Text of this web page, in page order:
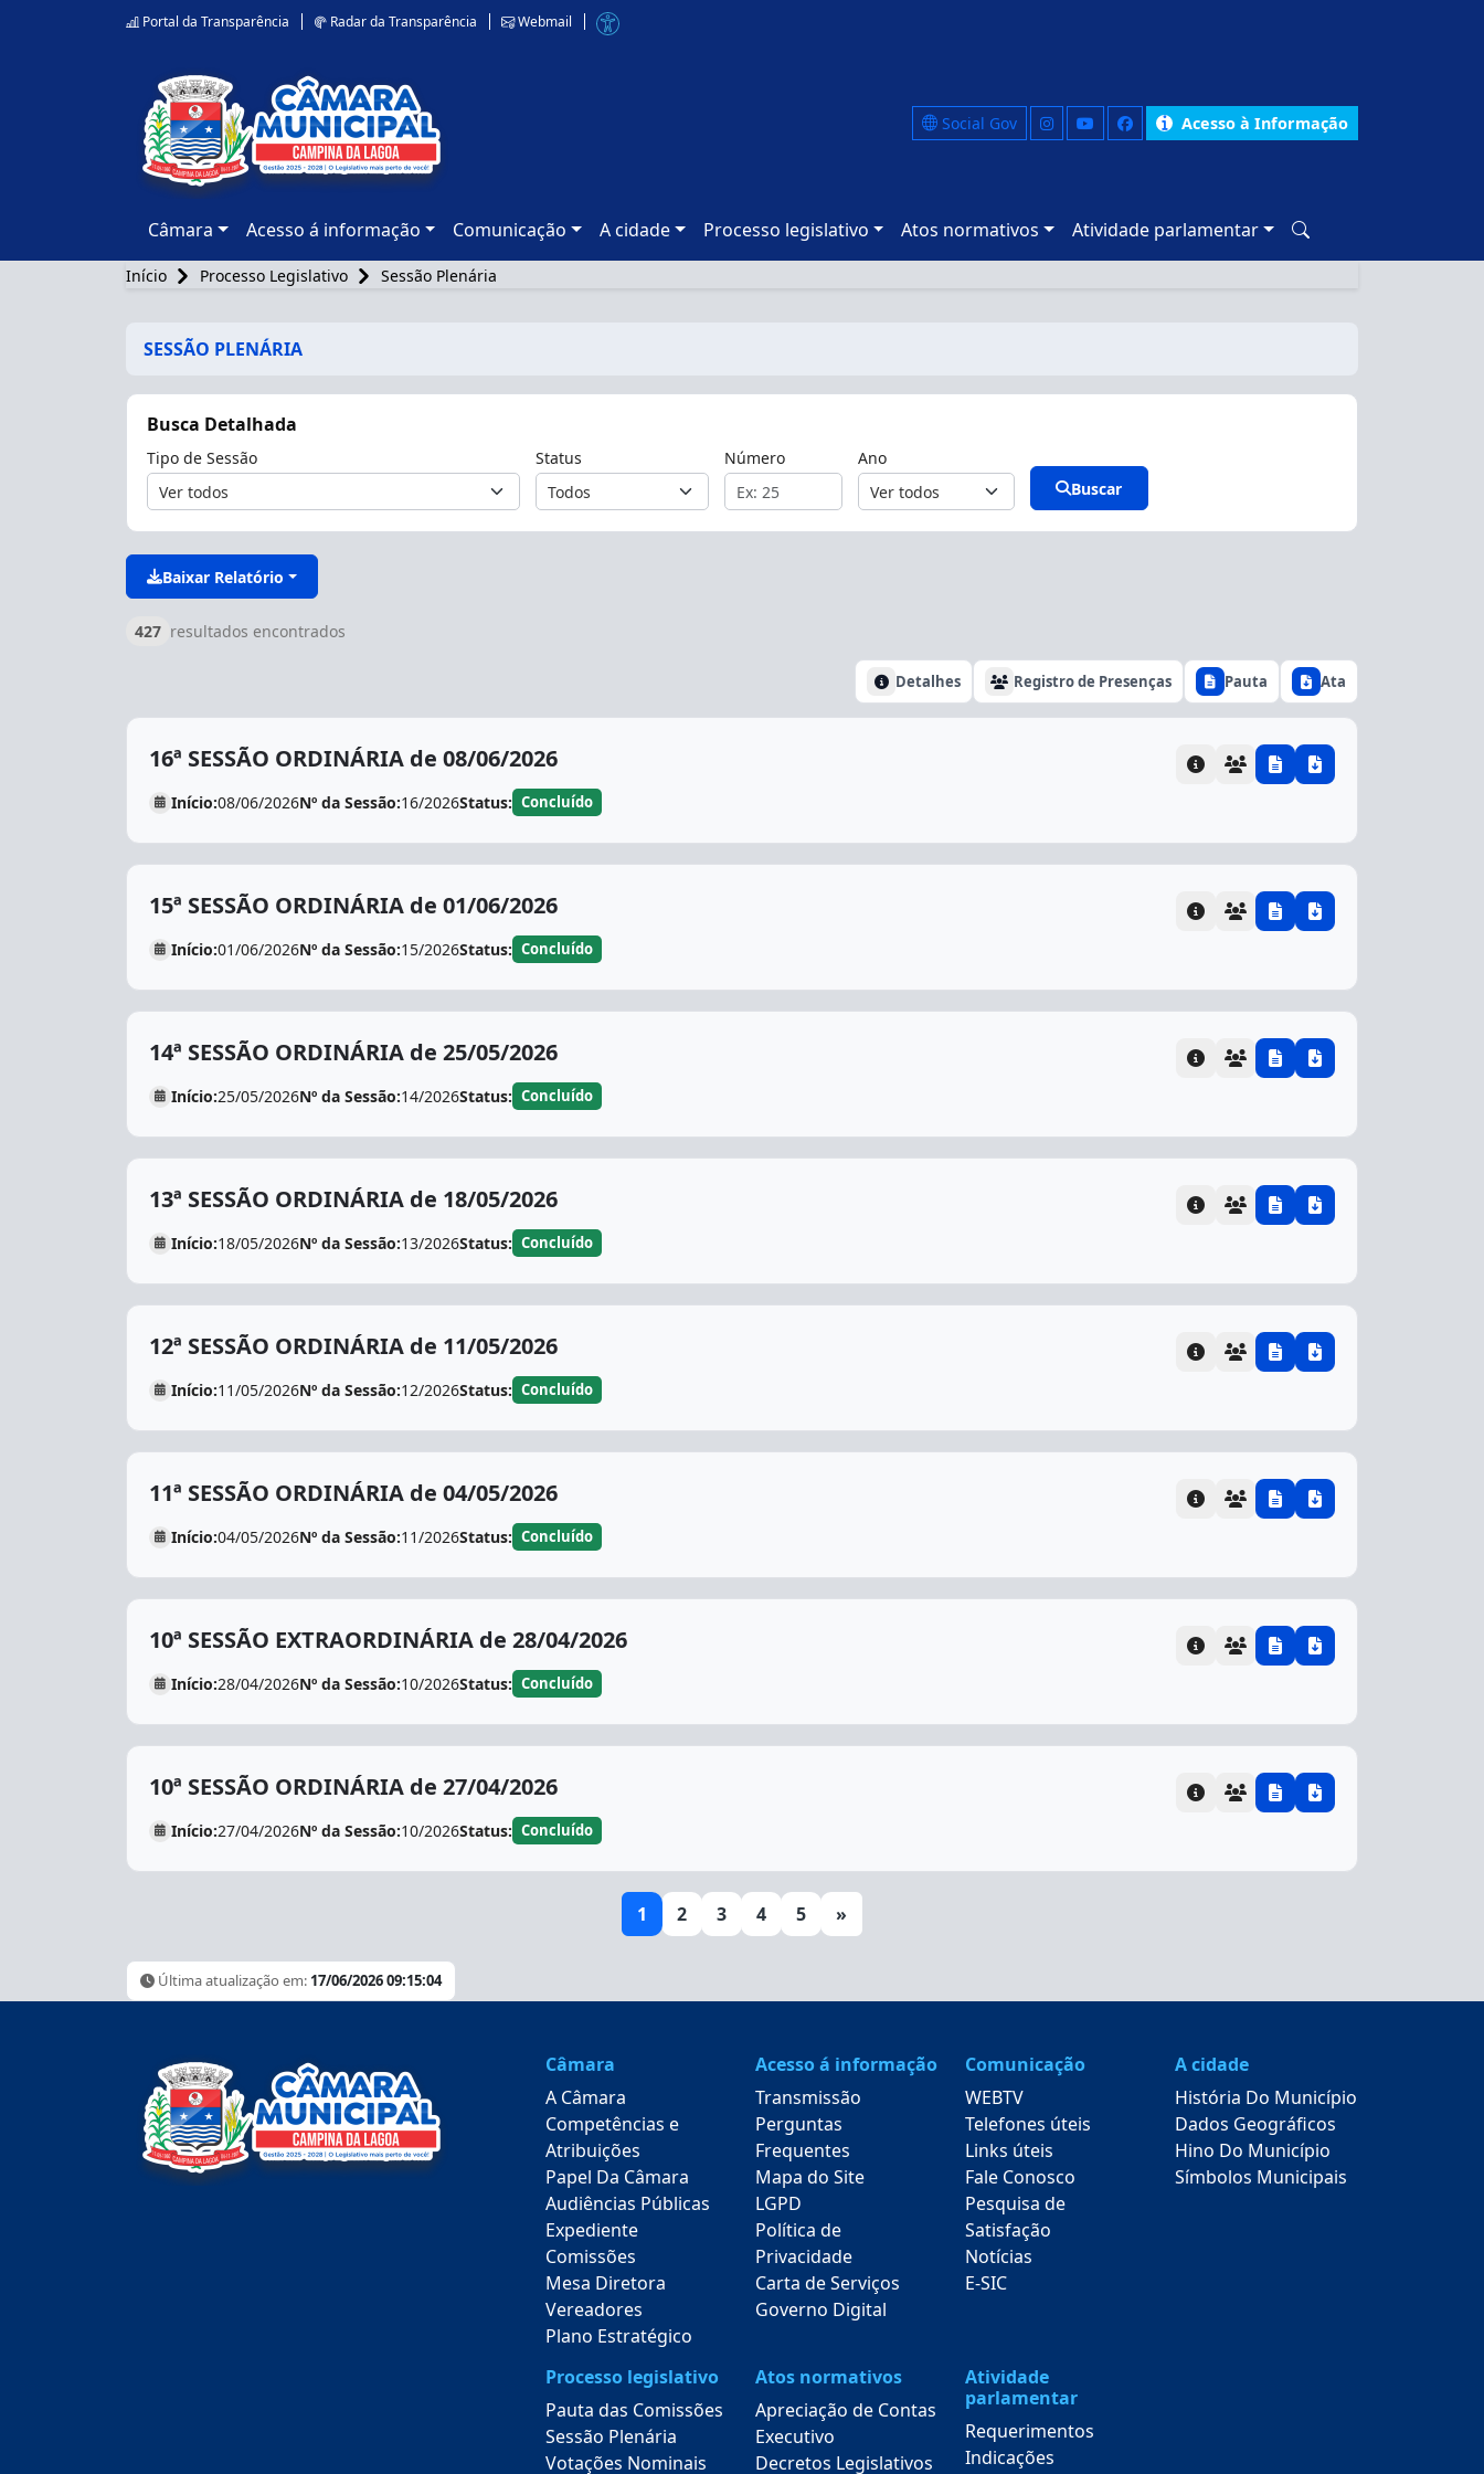
Portal da Transparência Radar da Transparência Webmail
Social Gov Acesso à Informação
Câmara Acesso á informação Comunicação A cidade Processo legislativo Atos normativos Atividade parlamentar
Início Processo Legislativo Sessão Plenária
SESSÃO PLENÁRIA
Busca Detalhada
Tipo de Sessão Status Número
Ano
Buscar
Baixar Relatório
427 resultados encontrados
Detalhes Registro de Presenças Pauta Ata
16ª SESSÃO ORDINÁRIA de 08/06/2026
Início:08/06/2026Nº da Sessão:16/2026Status: Concluído
15ª SESSÃO ORDINÁRIA de 01/06/2026
Início:01/06/2026Nº da Sessão:15/2026Status: Concluído
14ª SESSÃO ORDINÁRIA de 25/05/2026
Início:25/05/2026Nº da Sessão:14/2026Status: Concluído
13ª SESSÃO ORDINÁRIA de 18/05/2026
Início:18/05/2026Nº da Sessão:13/2026Status: Concluído
12ª SESSÃO ORDINÁRIA de 11/05/2026
Início:11/05/2026Nº da Sessão:12/2026Status: Concluído
11ª SESSÃO ORDINÁRIA de 04/05/2026
Início:04/05/2026Nº da Sessão:11/2026Status: Concluído
10ª SESSÃO EXTRAORDINÁRIA de 28/04/2026
Início:28/04/2026Nº da Sessão:10/2026Status: Concluído
10ª SESSÃO ORDINÁRIA de 27/04/2026
Início:27/04/2026Nº da Sessão:10/2026Status: Concluído
1 2 3 4 5 »
Última atualização em: 17/06/2026 09:15:04
Câmara
A Câmara
Competências e
Atribuições
Papel Da Câmara
Audiências Públicas
Expediente
Comissões
Mesa Diretora
Vereadores
Plano Estratégico
Acesso á informação
Transmissão
Perguntas
Frequentes
Mapa do Site
LGPD
Política de
Privacidade
Carta de Serviços
Governo Digital
Comunicação
WEBTV
Telefones úteis
Links úteis
Fale Conosco
Pesquisa de
Satisfação
Notícias
E-SIC
A cidade
História Do Município
Dados Geográficos
Hino Do Município
Símbolos Municipais
Processo legislativo
Pauta das Comissões
Sessão Plenária
Votações Nominais
Atos normativos
Apreciação de Contas
Executivo
Decretos Legislativos
Atividade
parlamentar
Requerimentos
Indicações